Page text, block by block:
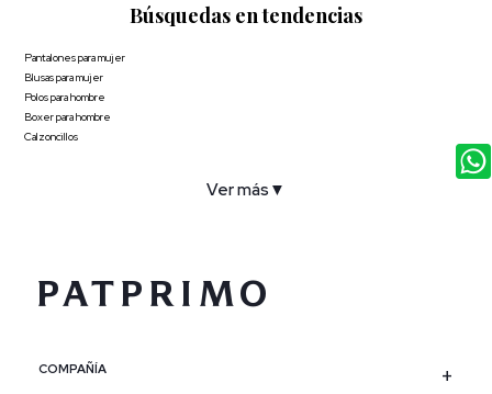
Búsquedas en tendencias
Pantalones para mujer
Blusas para mujer
Polos para hombre
Boxer para hombre
Calzoncillos
Ver más ▼
COMPAÑÍA